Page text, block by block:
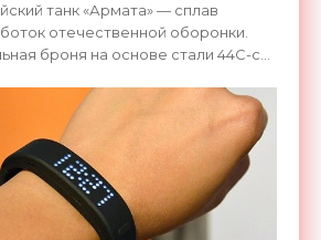
танк «Армата» — сплав
отечественной оборонки.
броня на основе стали 44С-св-